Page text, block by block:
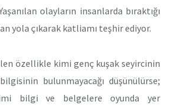
olayların insanlarda bıraktığı
yola çıkarak katliamı teşhir ediyor.
özellikle kimi genç kuşak seyircinin
bulunmayacağı düşünülürse;
bilgi ve belgelere oyunda yer